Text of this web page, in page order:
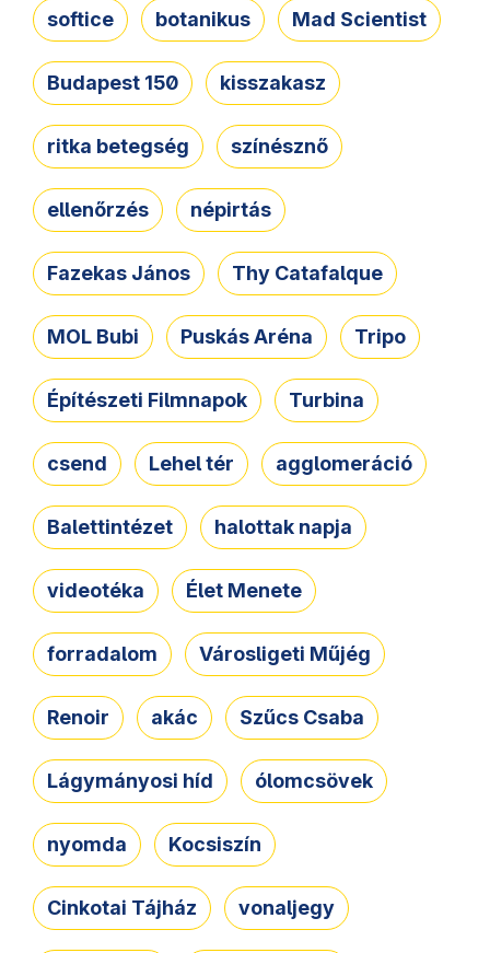
softice botanikus Mad Scientist
Budapest 150 kisszakasz
ritka betegség színésznő
ellenőrzés népirtás
Fazekas János Thy Catafalque
MOL Bubi Puskás Aréna Tripo
Építészeti Filmnapok Turbina
csend Lehel tér agglomeráció
Balettintézet halottak napja
videotéka Élet Menete
forradalom Városligeti Műjég
Renoir akác Szűcs Csaba
Lágymányosi híd ólomcsövek
nyomda Kocsiszín
Cinkotai Tájház vonaljegy